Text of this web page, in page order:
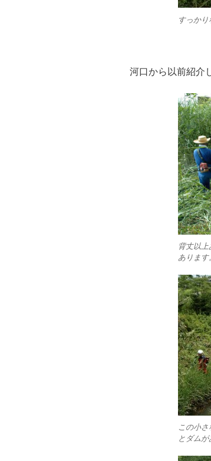
すっかり
河口から以前紹介
背丈以
あります
この小
とダムが